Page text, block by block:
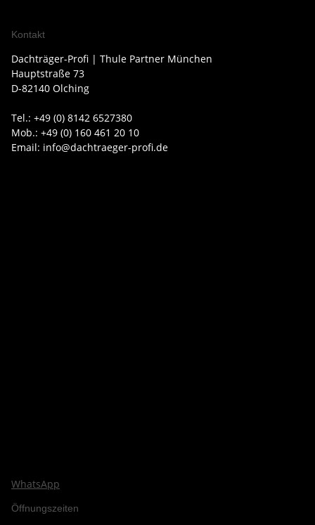
Kontakt
Dachträger-Profi | Thule Partner München
Hauptstraße 73
D-82140 Olching
Tel.: +49 (0) 8142 6527380
Mob.: +49 (0) 160 461 20 10
Email: info@dachtraeger-profi.de
WhatsApp
Öffnungszeiten